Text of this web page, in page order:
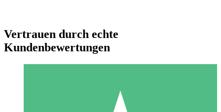
Vertrauen durch echte
Kundenbewertungen